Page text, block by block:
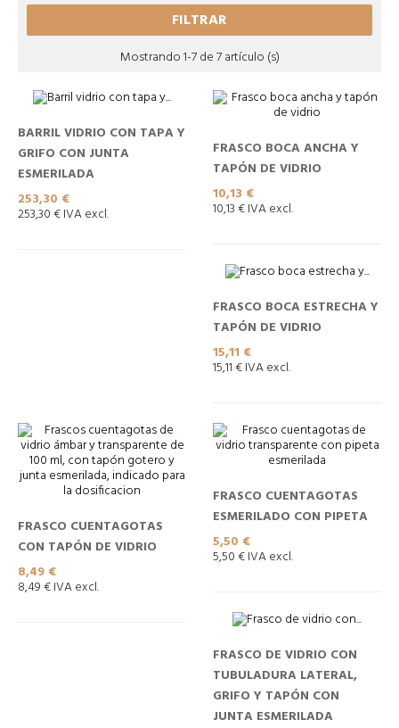
FILTRAR
Mostrando 1-7 de 7 artículo (s)
BARRIL VIDRIO CON TAPA Y
GRIFO CON JUNTA
ESMERILADA
Precio
253,30 €
253,30 € IVA excl.
FRASCO BOCA ANCHA Y
TAPÓN DE VIDRIO
Precio
10,13 €
10,13 € IVA excl.
FRASCO BOCA ESTRECHA Y
TAPÓN DE VIDRIO
Precio
15,11 €
15,11 € IVA excl.
FRASCO CUENTAGOTAS
CON TAPÓN DE VIDRIO
Precio
8,49 €
8,49 € IVA excl.
FRASCO CUENTAGOTAS
ESMERILADO CON PIPETA
Precio
5,50 €
5,50 € IVA excl.
FRASCO DE VIDRIO CON
TUBULADURA LATERAL,
GRIFO Y TAPÓN CON
JUNTA ESMERILADA